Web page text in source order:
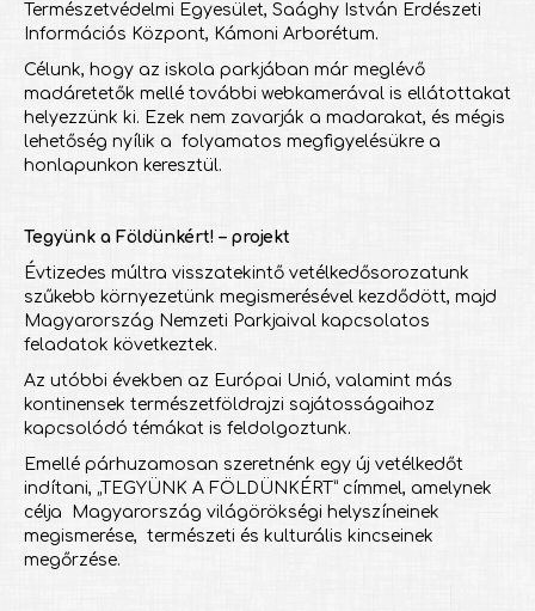
Természetvédelmi Egyesület, Saághy István Erdészeti
Információs Központ, Kámoni Arborétum.
Célunk, hogy az iskola parkjában már meglévő
madáretetők mellé további webkamerával is ellátottakat
helyezzünk ki. Ezek nem zavarják a madarakat, és mégis
lehetőség nyílik a folyamatos megfigyelésükre a
honlapunkon keresztül.
Tegyünk a Földünkért! – projekt
Évtizedes múltra visszatekintő vetélkedősorozatunk
szűkebb környezetünk megismerésével kezdődött, majd
Magyarország Nemzeti Parkjaival kapcsolatos
feladatok következtek.
Az utóbbi években az Európai Unió, valamint más
kontinensek természetföldrajzi sajátosságaihoz
kapcsolódó témákat is feldolgoztunk.
Emellé párhuzamosan szeretnénk egy új vetélkedőt
indítani, „TEGYÜNK A FÖLDÜNKÉRT” címmel, amelynek
célja Magyarország világörökségi helyszíneinek
megismerése, természeti és kulturális kincseinek
megőrzése.